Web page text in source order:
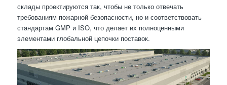
склады проектируются так, чтобы не только отвечать
требованиям пожарной безопасности, но и соответствовать
стандартам GMP и ISO, что делает их полноценными
элементами глобальной цепочки поставок.